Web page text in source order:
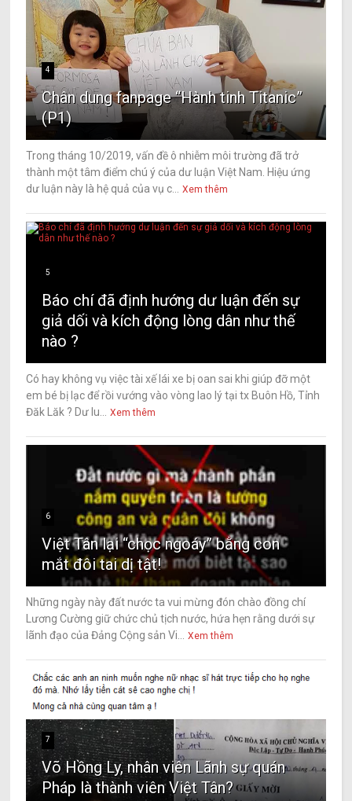
4
Chân dung fanpage “Hành tinh Titanic”
(P1)
Trong tháng 10/2019, vấn đề ô nhiễm môi trường đã trở
thành một tâm điểm chú ý của dư luận Việt Nam. Hiệu ứng
dư luận này là hệ quả của vụ c... Xem thêm
5
Báo chí đã định hướng dư luận đến sự
giả dối và kích động lòng dân như thế
nào ?
Có hay không vụ việc tài xế lái xe bị oan sai khi giúp đỡ một
em bé bị lạc để rồi vướng vào vòng lao lý tại tx Buôn Hồ, Tỉnh
Đăk Lăk ? Dư lu... Xem thêm
6
Việt Tân lại “chọc ngoáy” bằng con
mắt đôi tai dị tật!
Những ngày này đất nước ta vui mừng đón chào đồng chí
Lương Cường giữ chức chủ tịch nước, hứa hẹn rằng dưới sự
lãnh đạo của Đảng Cộng sản Vi... Xem thêm
7
Võ Hồng Ly, nhân viên Lãnh sự quán
Pháp là thành viên Việt Tân?